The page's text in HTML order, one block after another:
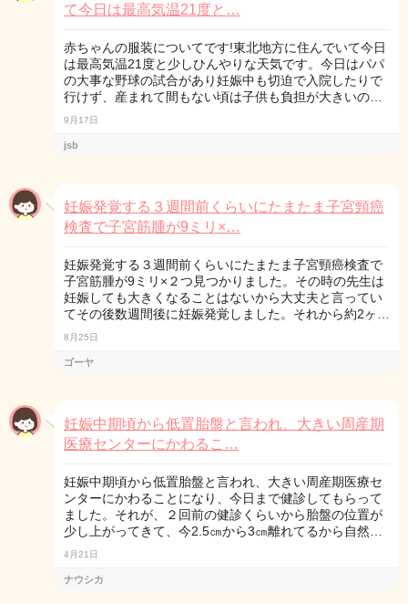
て今日は最高気温21度と…
赤ちゃんの服装についてです!東北地方に住んでいて今日
は最高気温21度と少しひんやりな天気です。今日はパパ
の大事な野球の試合があり妊娠中も切迫で入院したりで
行けず、産まれて間もない頃は子供も負担が大きいの…
9月17日
jsb
妊娠発覚する３週間前くらいにたまたま子宮頸癌
検査で子宮筋腫が9ミリ×…
妊娠発覚する３週間前くらいにたまたま子宮頸癌検査で
子宮筋腫が9ミリ×２つ見つかりました。その時の先生は
妊娠しても大きくなることはないから大丈夫と言ってい
てその後数週間後に妊娠発覚しました。それから約2ヶ…
8月25日
ゴーヤ
妊娠中期頃から低置胎盤と言われ、大きい周産期
医療センターにかわるこ…
妊娠中期頃から低置胎盤と言われ、大きい周産期医療セ
ンターにかわることになり、今日まで健診してもらって
ました。それが、２回前の健診くらいから胎盤の位置が
少し上がってきて、今2.5㎝から3㎝離れてるから自然…
4月21日
ナウシカ